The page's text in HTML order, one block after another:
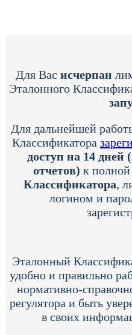
Для Вас исчерпан
Эталонного
Для дальнейшей
Классификатора
доступ на 14 дней
отчетов) к полной
Классификатора,
логином и
Эталонный
удобно и правильно
нормативно-
регулятора и быть
в своих